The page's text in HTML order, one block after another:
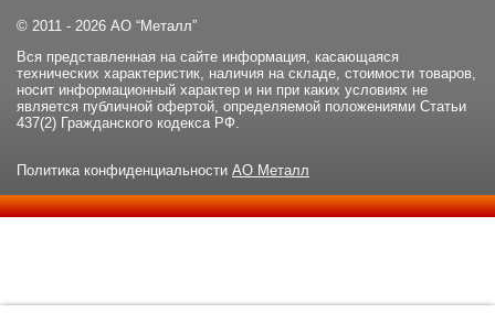
© 2011 - 2026 АО “Металл”
Вся представленная на сайте информация, касающаяся
технических характеристик, наличия на складе, стоимости товаров,
носит информационный характер и ни при каких условиях не
является публичной офертой, определяемой положениями Статьи
437(2) Гражданского кодекса РФ.
Политика конфиденциальности АО Металл